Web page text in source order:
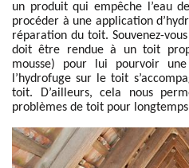
un produit qui empêche l’eau
procéder à une application
réparation du toit. Souvenez-
doit être rendue à un toit
mousse) pour lui pourvoir
l’hydrofuge sur le toit
toit. D’ailleurs, cela nous
problèmes de toit pour